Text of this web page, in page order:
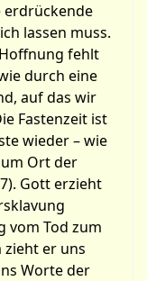
erdrückende
lassen muss.
fehlt
durch eine
auf das wir
Fastenzeit ist
wieder – wie
Ort der
Gott erzieht
vom Tod zum
zieht er uns
Worte der